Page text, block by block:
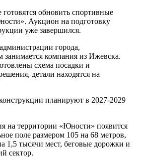
обновить спортивные
Аукцион на подготовку
уже завершился.
города,
занимается компания из Ижевска.
схема посадки и
детали находятся на
планируют в 2027-2029
на территории «Юности» появится
поле размером 105 на 68 метров,
1,5 тысячи мест, беговые дорожки и
сектор.